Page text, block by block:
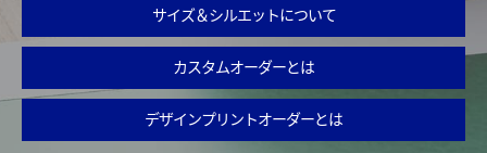
サイズ＆シルエットについて
カスタムオーダーとは
デザインプリントオーダーとは